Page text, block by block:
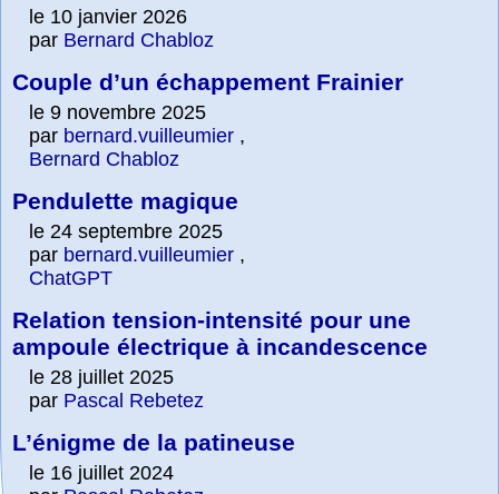
le 10 janvier 2026
par Bernard Chabloz
Couple d’un échappement Frainier
le 9 novembre 2025
par bernard.vuilleumier ,
Bernard Chabloz
Pendulette magique
le 24 septembre 2025
par bernard.vuilleumier ,
ChatGPT
Relation tension-intensité pour une
ampoule électrique à incandescence
le 28 juillet 2025
par Pascal Rebetez
L’énigme de la patineuse
le 16 juillet 2024